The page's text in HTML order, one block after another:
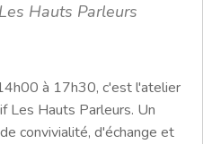
Hauts Parleurs
à 17h30, c'est l'atelier
Les Hauts Parleurs. Un
convivialité, d'échange et